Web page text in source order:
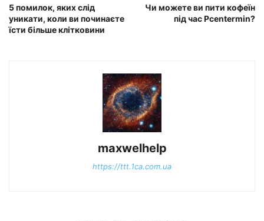
5 помилок, яких слід
уникати, коли ви починаєте
їсти більше клітковини
Чи можете ви пити кофеїн
під час Pcentermin?
maxwelhelp
https://ttt.1ca.com.ua